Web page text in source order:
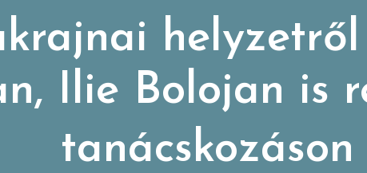
Ilie Bolojan is
tanácskozáson